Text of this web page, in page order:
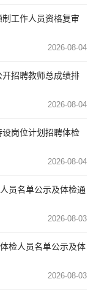
工作人员资格复审
2026-08-04
招聘教师总成绩排
2026-08-04
岗位计划招聘体检
2026-08-04
员名单公示及体检通
2026-08-03
检人员名单公示及体
2026-08-03